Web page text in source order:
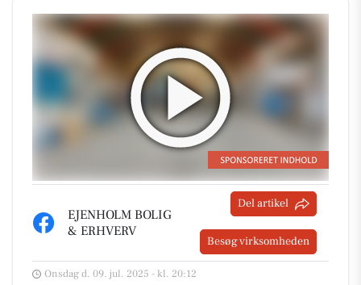
EJENHOLM BOLIG
& ERHVERV
Del artikel
Besøg virksomheden
Onsdag d. 09. jul. 2025 - kl. 20:12